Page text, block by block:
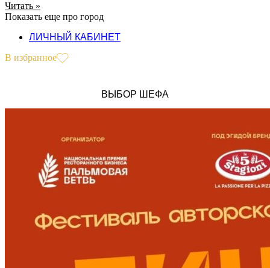
Читать »
Показать еще про город
ЛИЧНЫЙ КАБИНЕТ
В избранное
ВЫБОР ШЕФА